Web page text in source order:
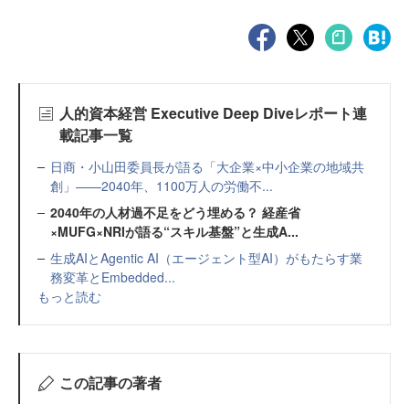
人的資本経営 Executive Deep Diveレポート連
載記事一覧
日商・小山田委員長が語る「大企業×中小企業の地域共
創」——2040年、1100万人の労働不...
2040年の人材過不足をどう埋める？ 経産省
×MUFG×NRIが語る“スキル基盤”と生成A...
生成AIとAgentic AI（エージェント型AI）がもたらす業
務変革とEmbedded...
もっと読む
この記事の著者